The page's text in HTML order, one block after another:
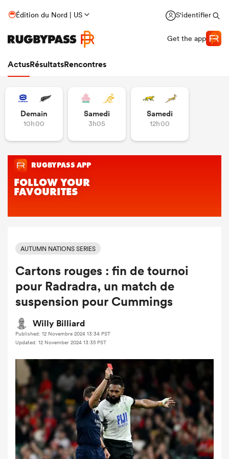
Édition du Nord | US S'identifier
Get the app
ActusRésultatsRencontres
Demain
10h00
Samedi
3h05
Samedi
12h00
AUTUMN NATIONS SERIES
Cartons rouges : fin de tournoi
pour Radradra, un match de
suspension pour Cummings
Willy Billiard
Published: 12 Novembre 2024 13:34 PST
Updated: 12 November 2024 13:35 PST